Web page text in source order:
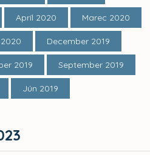
Apríl 2020 Marec 2020
December 2019
2019 September 2019
Jún 2019